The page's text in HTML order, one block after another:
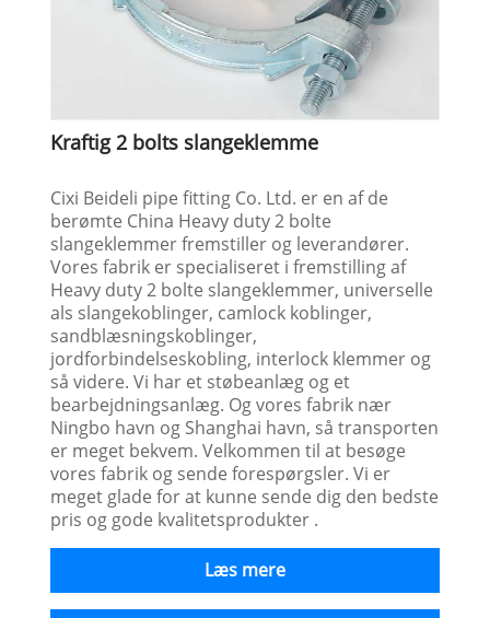
Kraftig 2 bolts slangeklemme
Cixi Beideli pipe fitting Co. Ltd. er en af ​​de
berømte China Heavy duty 2 bolte
slangeklemmer fremstiller og leverandører.
Vores fabrik er specialiseret i fremstilling af
Heavy duty 2 bolte slangeklemmer, universelle
als slangekoblinger, camlock koblinger,
sandblæsningskoblinger,
jordforbindelseskobling, interlock klemmer og
så videre. Vi har et støbeanlæg og et
bearbejdningsanlæg. Og vores fabrik nær
Ningbo havn og Shanghai havn, så transporten
er meget bekvem. Velkommen til at besøge
vores fabrik og sende forespørgsler. Vi er
meget glade for at kunne sende dig den bedste
pris og gode kvalitetsprodukter .
Læs mere